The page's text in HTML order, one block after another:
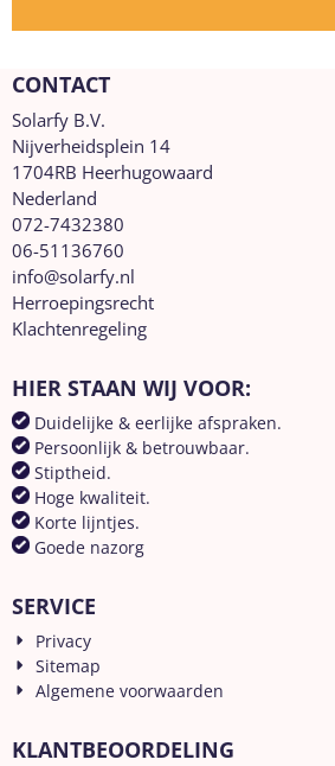
CONTACT
Solarfy B.V.
Nijverheidsplein 14
1704RB Heerhugowaard
Nederland
072-7432380
06-51136760
info@solarfy.nl
Herroepingsrecht
Klachtenregeling
HIER STAAN WIJ VOOR:
Duidelijke & eerlijke afspraken.
Persoonlijk & betrouwbaar.
Stiptheid.
Hoge kwaliteit.
Korte lijntjes.
Goede nazorg
SERVICE
Privacy
Sitemap
Algemene voorwaarden
KLANTBEOORDELING